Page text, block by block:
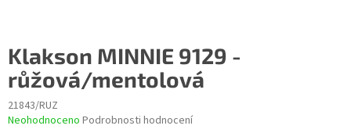
Klakson MINNIE 9129 -
růžová/mentolová
21843/RUZ
Průměrné
Neohodnoceno Podrobnosti hodnocení